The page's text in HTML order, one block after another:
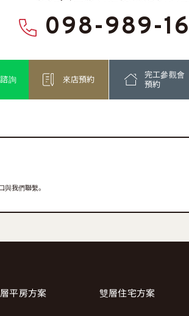
098-989-
詢 來店預約
完工參觀會
預約
我們聯繫。
平房方案 雙層住宅方案